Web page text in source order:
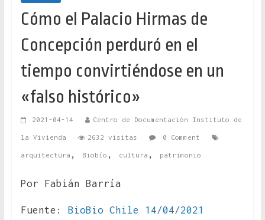
Cómo el Palacio Hirmas de
Concepción perduró en el
tiempo convirtiéndose en un
«falso histórico»
2021-04-14 Centro de Documentación Instituto de
la Vivienda 2632 visitas 0 Comment
arquitectura , Biobío , cultura , patrimonio
Por Fabián Barría
Fuente: BioBio Chile 14/04/2021